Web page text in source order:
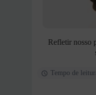
Refletir nosso
Tempo de